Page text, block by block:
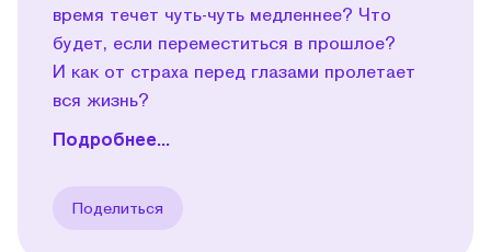
время течет чуть-чуть медленнее? Что
будет, если переместиться в прошлое?
И как от страха перед глазами пролетает
вся жизнь?
Подробнее...
Поделиться